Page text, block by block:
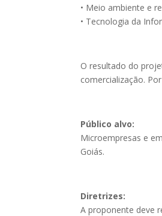
• Meio ambiente e
• Tecnologia da
O resultado do
comercialização.
Público alvo:
Microempresas e
Goiás.
Diretrizes:
A proponente deve